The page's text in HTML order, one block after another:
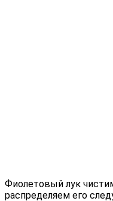
Фиолетовый лук
распределяем его